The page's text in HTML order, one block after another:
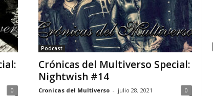
0
Podcast
Crónicas del Multiverso Special:
Nightwish #14
Cronicas del Multiverso - julio 28, 2021 0